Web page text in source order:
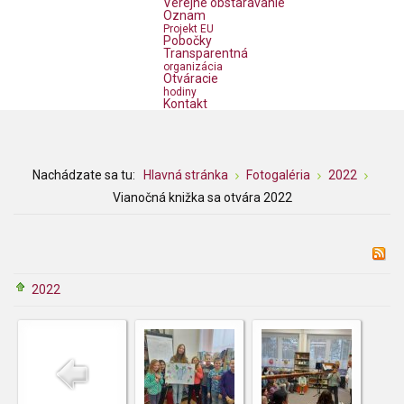
Verejné obstarávanie
Oznam
Projekt EU
Pobočky
Transparentná
organizácia
Otváracie
hodiny
Kontakt
Nachádzate sa tu: Hlavná stránka Fotogaléria
2022
Vianočná knižka sa otvára 2022
2022